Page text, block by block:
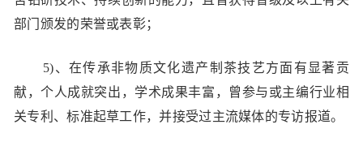
部门颁发的荣誉或表彰；
5)、在传承非物质文化遗产制茶技艺方面有显著贡
献，个人成就突出，学术成果丰富，曾参与或主编行业相
关专利、标准起草工作，并接受过主流媒体的专访报道。